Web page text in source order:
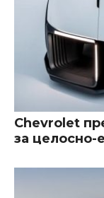
Chevrolet
за целосно-